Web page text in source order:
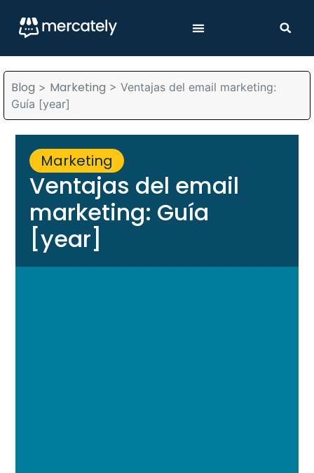
Blog > Marketing > Ventajas del email marketing:
Guía [year]
Marketing
Ventajas del email
marketing: Guía
[year]